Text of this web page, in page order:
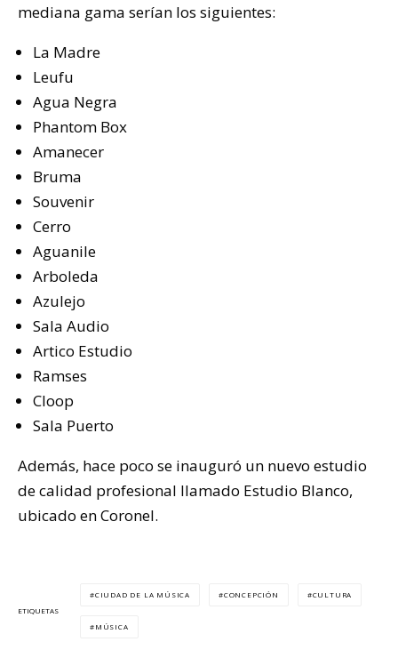
mediana gama serían los siguientes:
La Madre
Leufu
Agua Negra
Phantom Box
Amanecer
Bruma
Souvenir
Cerro
Aguanile
Arboleda
Azulejo
Sala Audio
Artico Estudio
Ramses
Cloop
Sala Puerto
Además, hace poco se inauguró un nuevo estudio
de calidad profesional llamado Estudio Blanco,
ubicado en Coronel.
ETIQUETAS
CIUDAD DE LA MÚSICA CONCEPCIÓN CULTURA
MÚSICA